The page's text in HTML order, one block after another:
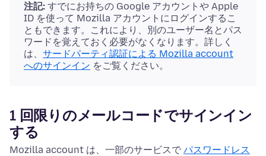
注記: すでにお持ちの Google アカウントや Apple
ID を使って Mozilla アカウントにログインするこ
ともできます。これにより、別のユーザー名とパス
ワードを覚えておく必要がなくなります。詳しく
は、 サードパーティ認証による Mozilla account
へのサインイン をご覧ください。
1 回限りのメールコードでサインイン
する
Mozilla account は、一部のサービスで パスワードレス